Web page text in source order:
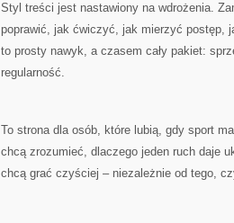
Styl treści jest nastawiony na wdrożenia.
poprawić, jak ćwiczyć, jak mierzyć postęp,
to prosty nawyk, a czasem cały pakiet:
regularność.
To strona dla osób, które lubią, gdy sport
chcą zrozumieć, dlaczego jeden ruch daje
chcą grać czyściej – niezależnie od tego,